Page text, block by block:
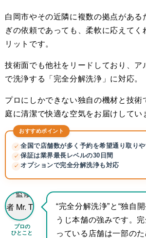
白岡市やその近隣に複数の拠点がある
ぎの依頼であっても、柔軟に応えてく
リットです。
技術面でも他社をリードしており、ア
で洗浄する「完全分解洗浄」に対応。
プロにしかできない独自の機材と技術
庭に清潔で快適な空気をお届けしてい
おすすめポイント
✓ 全国で店舗数が多く予約を希望通り取り
✓ 保証は業界最長レベルの30日間
✓ オプションで完全分解洗浄も対応
プロの
ひとこと
“完全分解洗浄”と“独自
うじ本舗の強みです。
っている店舗は一部の